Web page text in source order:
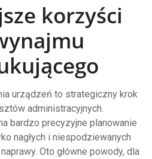
korzyści
urządzeń to strategiczny krok
administracyjnych.
bardzo precyzyjne planowanie
nagłych i niespodziewanych
Oto główne powody, dla